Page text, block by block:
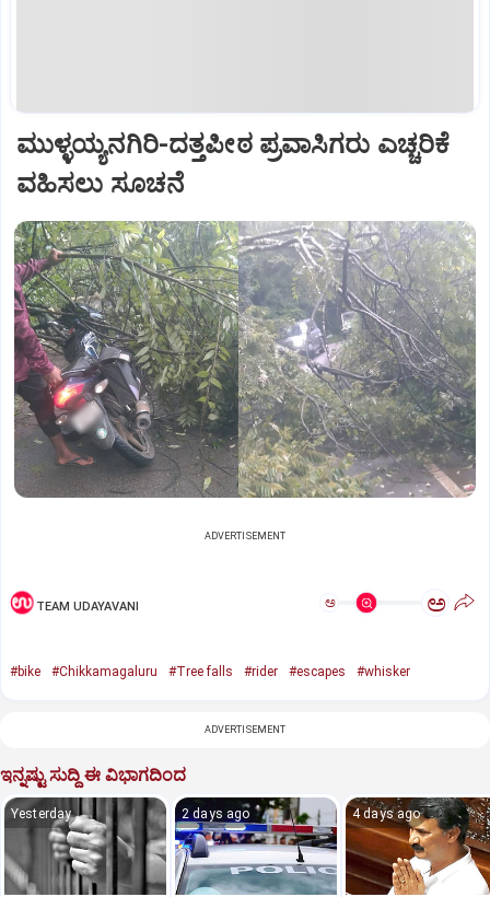
ಮುಳ್ಳಯ್ಯನಗಿರಿ-ದತ್ತಪೀಠ ಪ್ರವಾಸಿಗರು ಎಚ್ಚರಿಕೆ
ವಹಿಸಲು ಸೂಚನೆ
ADVERTISEMENT
TEAM UDAYAVANI ಅ ಅ
#bike #Chikkamagaluru #Tree falls #rider #escapes #whisker
ADVERTISEMENT
ಇನ್ನಷ್ಟು ಸುದ್ದಿ ಈ ವಿಭಾಗದಿಂದ
Yesterday 2 days ago 4 days ago